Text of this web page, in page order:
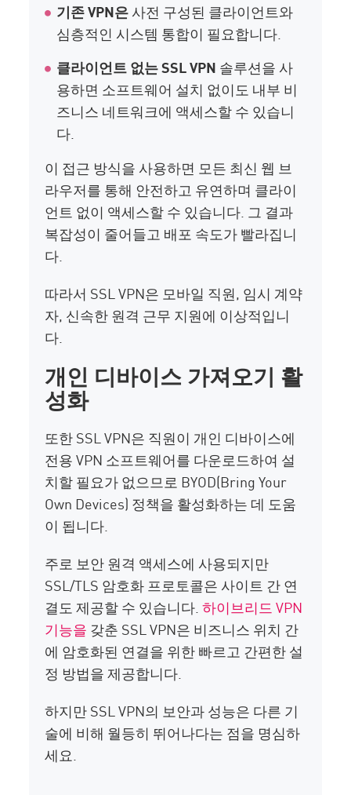
기존 VPN은사전 구성된 클라이언트와
심층적인 시스템 통합이 필요합니다.
클라이언트 없는 SSL VPN 솔루션을 사
용하면 소프트웨어 설치 없이도 내부 비
즈니스 네트워크에 액세스할 수 있습니
다.
이 접근 방식을 사용하면 모든 최신 웹 브
라우저를 통해 안전하고 유연하며 클라이
언트 없이 액세스할 수 있습니다. 그 결과
복잡성이 줄어들고 배포 속도가 빨라집니
다.
따라서 SSL VPN은 모바일 직원, 임시 계약
자, 신속한 원격 근무 지원에 이상적입니
다.
개인 디바이스 가져오기 활
성화
또한 SSL VPN은 직원이 개인 디바이스에
전용 VPN 소프트웨어를 다운로드하여 설
치할 필요가 없으므로 BYOD(Bring Your
Own Devices) 정책을 활성화하는 데 도움
이 됩니다.
주로 보안 원격 액세스에 사용되지만
SSL/TLS 암호화 프로토콜은 사이트 간 연
결도 제공할 수 있습니다.하이브리드 VPN
기능을 갖춘 SSL VPN은 비즈니스 위치 간
에 암호화된 연결을 위한 빠르고 간편한 설
정 방법을 제공합니다.
하지만 SSL VPN의 보안과 성능은 다른 기
술에 비해 월등히 뛰어나다는 점을 명심하
세요.